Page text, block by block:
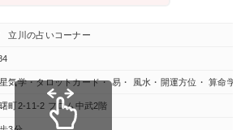
立川の占いコーナー
気学・タロットカード・ 易・ 風水・開運方位・ 算命学
町2-11-2 フロム中武2階